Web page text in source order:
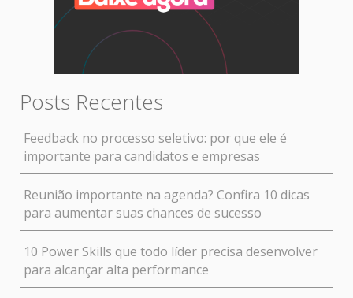
Posts Recentes
Feedback no processo seletivo: por que ele é
importante para candidatos e empresas
Reunião importante na agenda? Confira 10 dicas
para aumentar suas chances de sucesso
10 Power Skills que todo líder precisa desenvolver
para alcançar alta performance